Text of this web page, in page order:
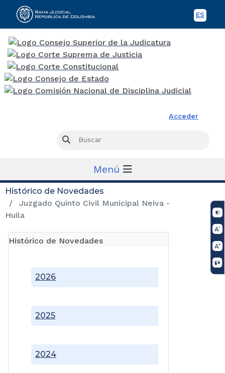
ES
Acceder
Buscar
Menú
Histórico de Novedades
Juzgado Quinto Civil Municipal Neiva -
Huila
Histórico de Novedades
2024
2025
2026